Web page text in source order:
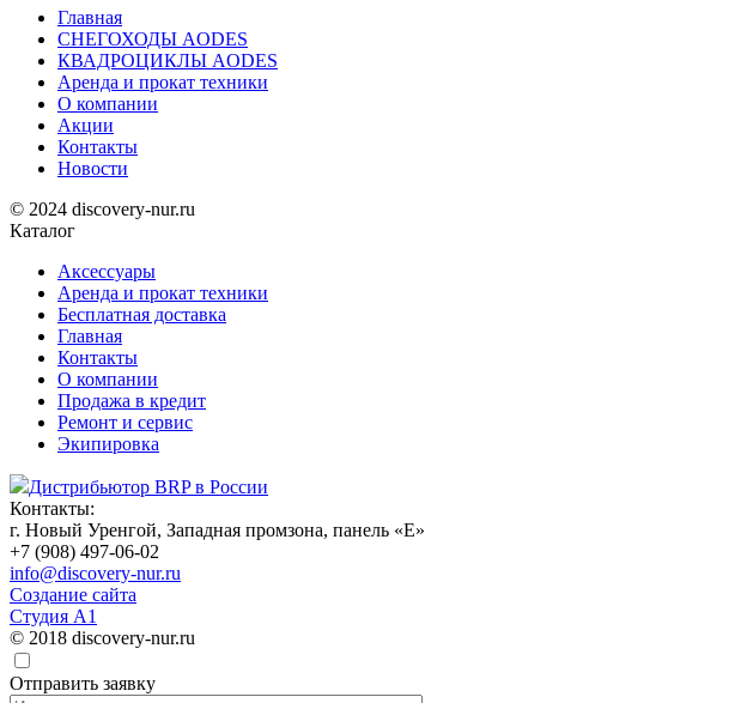
Главная
СНЕГОХОДЫ AODES
КВАДРОЦИКЛЫ AODES
Аренда и прокат техники
О компании
Акции
Контакты
Новости
© 2024 discovery-nur.ru
Каталог
Аксессуары
Аренда и прокат техники
Бесплатная доставка
Главная
Контакты
О компании
Продажа в кредит
Ремонт и сервис
Экипировка
Дистрибьютор BRP в России
Контакты:
г. Новый Уренгой, Западная промзона, панель «Е»
+7 (908) 497-06-02
info@discovery-nur.ru
Создание сайта
Студия А1
© 2018 discovery-nur.ru
Отправить заявку